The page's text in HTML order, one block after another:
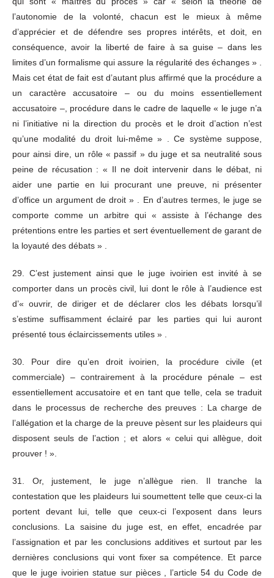
l’autonomie de la volonté, chacun est le mieux à même
d’apprécier et de défendre ses propres intérêts, et doit, en
conséquence, avoir la liberté de faire à sa guise – dans les
limites d’un formalisme qui assure la régularité des échanges » .
Mais cet état de fait est d’autant plus affirmé que la procédure a
un caractère accusatoire – ou du moins essentiellement
accusatoire –, procédure dans le cadre de laquelle « le juge n’a
ni l’initiative ni la direction du procès et le droit d’action n’est
qu’une modalité du droit lui-même » . Ce système suppose,
pour ainsi dire, un rôle « passif » du juge et sa neutralité sous
peine de récusation : « Il ne doit intervenir dans le débat, ni
aider une partie en lui procurant une preuve, ni présenter
d’office un argument de droit » . En d’autres termes, le juge se
comporte comme un arbitre qui « assiste à l’échange des
prétentions entre les parties et sert éventuellement de garant de
la loyauté des débats » .
29. C’est justement ainsi que le juge ivoirien est invité à se
comporter dans un procès civil, lui dont le rôle à l’audience est
d’« ouvrir, de diriger et de déclarer clos les débats lorsqu’il
s’estime suffisamment éclairé par les parties qui lui auront
présenté tous éclaircissements utiles » .
30. Pour dire qu’en droit ivoirien, la procédure civile (et
commerciale) – contrairement à la procédure pénale – est
essentiellement accusatoire et en tant que telle, cela se traduit
dans le processus de recherche des preuves : La charge de
l’allégation et la charge de la preuve pèsent sur les plaideurs qui
disposent seuls de l’action ; et alors « celui qui allègue, doit
prouver ! ».
31. Or, justement, le juge n’allègue rien. Il tranche la
contestation que les plaideurs lui soumettent telle que ceux-ci la
portent devant lui, telle que ceux-ci l’exposent dans leurs
conclusions. La saisine du juge est, en effet, encadrée par
l’assignation et par les conclusions additives et surtout par les
dernières conclusions qui vont fixer sa compétence. Et parce
que le juge ivoirien statue sur pièces , l’article 54 du Code de